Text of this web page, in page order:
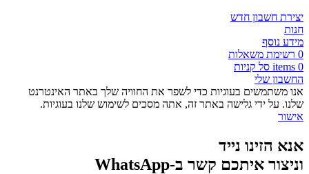
יצירת חשבון חדש
חנות
מידע נוסף
0 רשימת משאלות
0
items סל קניות
החשבון שלי
אנו משתמשים בעוגיות כדי לשפר את החוויה שלך באתר האינטרנט
שלנו. על ידי גלישה באתר זה, אתה מסכים לשימוש שלנו בעוגיות.
אישור
אנא הזינו נייד
וניצור איתכם קשר ב-WhatsApp